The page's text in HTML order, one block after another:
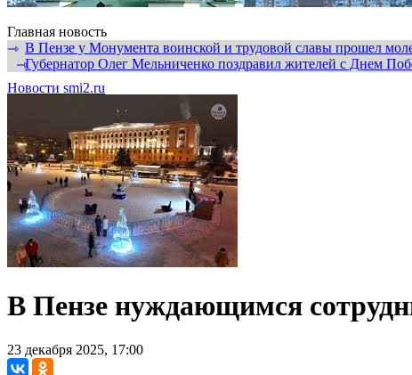
Главная новость
⇾ В Пензе у Монумента воинской и трудовой славы прошел
⇾Губернатор Олег Мельниченко поздравил жителей с Днем
Новости smi2.ru
В Пензе нуждающимся
23 декабря 2025, 17:00